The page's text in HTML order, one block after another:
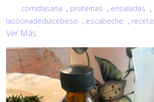
comidasana , proteinas , ensaladas ,
lacocinadedulcebeso , escabeche ,
Ver Más